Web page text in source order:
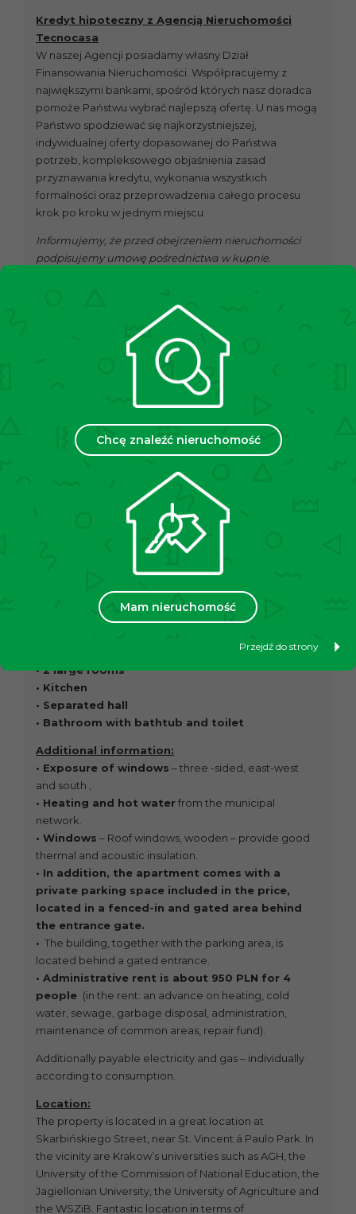
Chcę znaleźć nieruchomość
Mam nieruchomość
Przejdź do strony
Kredyt hipoteczny z Agencją Nieruchomości
Tecnocasa
W naszej Agencji posiadamy własny Dział
Finansowania Nieruchomości. Współpracujemy z
największymi bankami, spośród których nasz doradca
pomoże Państwu wybrać najlepszą ofertę. U nas mogą
Państwo spodziewać się najkorzystniejszej,
indywidualnej oferty dopasowanej do Państwa
potrzeb, kompleksowego objaśnienia zasad
przyznawania kredytu, wykonania wszystkich
formalności oraz przeprowadzenia całego procesu
krok po kroku w jednym miejscu.
Informujemy, że przed obejrzeniem nieruchomości
podpisujemy umowę pośrednictwa w kupnie.
Apartment 46 m² in Krakow, Krowodrza –
Skarbińskiego street
: Krakow, Krowodrza, Skarbińskiego street
: 759 000 zł (negotiable)
: raised ground floor in 4-storey building from
We present to you a two-room apartment for sale,
located in an excellent area in the western part of
Kraków – Krowodrza, on Skarbińskiego Street. The
apartment requires some refreshing, which makes it a
great investment opportunity. It is ideal for people
looking for a comfortable place to live or an
quick access to the city center.
Additionally, there is a private parking space
assigned exclusively to the apartment.
• 2 large rooms
• Kitchen
• Separated hall
• Bathroom with bathtub and toilet
Additional information:
• Exposure of windows – three -sided, east-west
and south ,
• Heating and hot waterfrom the municipal
network.
• Windows – Roof windows, wooden – provide good
thermal and acoustic insulation.
• In addition, the apartment comes with a
private parking space included in the price,
located in a fenced-in and gated area behind
the entrance gate.
• The building, together with the parking area, is
located behind a gated entrance.
• Administrative rent is about 950 PLN for 4
people (in the rent: an advance on heating, cold
water, sewage, garbage disposal, administration,
maintenance of common areas, repair fund).
Additionally payable electricity and gas – individually
according to consumption.
Location:
The property is located in a great location at
Skarbińskiego Street, near St. Vincent á Paulo Park. In
the vicinity are Krakow’s universities such as AGH, the
University of the Commission of National Education, the
Jagiellonian University, the University of Agriculture and
the WSZiB. Fantastic location in terms of